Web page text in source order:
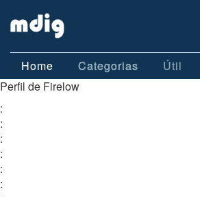
Home Categorias Útil
Perfil de Firelow
:
:
:
:
:
: